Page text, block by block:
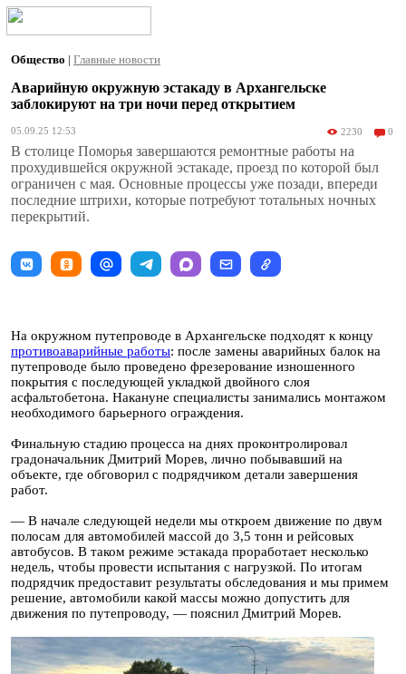
Общество | Главные новости
Аварийную окружную эстакаду в Архангельске
заблокируют на три ночи перед открытием
05.09.25 12:53 2230 0
В столице Поморья завершаются ремонтные работы на
прохудившейся окружной эстакаде, проезд по которой был
ограничен с мая. Основные процессы уже позади, впереди
последние штрихи, которые потребуют тотальных ночных
перекрытий.
На окружном путепроводе в Архангельске подходят к концу
противоаварийные работы: после замены аварийных балок на
путепроводе было проведено фрезерование изношенного
покрытия с последующей укладкой двойного слоя
асфальтобетона. Накануне специалисты занимались монтажом
необходимого барьерного ограждения.
Финальную стадию процесса на днях проконтролировал
градоначальник Дмитрий Морев, лично побывавший на
объекте, где обговорил с подрядчиком детали завершения
работ.
— В начале следующей недели мы откроем движение по двум
полосам для автомобилей массой до 3,5 тонн и рейсовых
автобусов. В таком режиме эстакада проработает несколько
недель, чтобы провести испытания с нагрузкой. По итогам
подрядчик предоставит результаты обследования и мы примем
решение, автомобили какой массы можно допустить для
движения по путепроводу, — пояснил Дмитрий Морев.